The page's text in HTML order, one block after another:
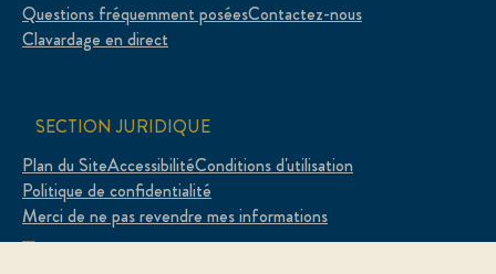
Questions fréquemment poséesContactez-nous
Clavardage en direct
SECTION JURIDIQUE
Plan du SiteAccessibilitéConditions d'utilisation
Politique de confidentialité
Merci de ne pas revendre mes informations